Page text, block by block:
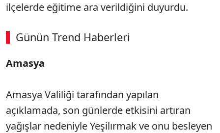
ilçelerde eğitime ara verildiğini duyurdu.
Günün Trend Haberleri
Amasya
Amasya Valiliği tarafından yapılan
açıklamada, son günlerde etkisini artıran
yağışlar nedeniyle Yeşilırmak ve onu besleyen